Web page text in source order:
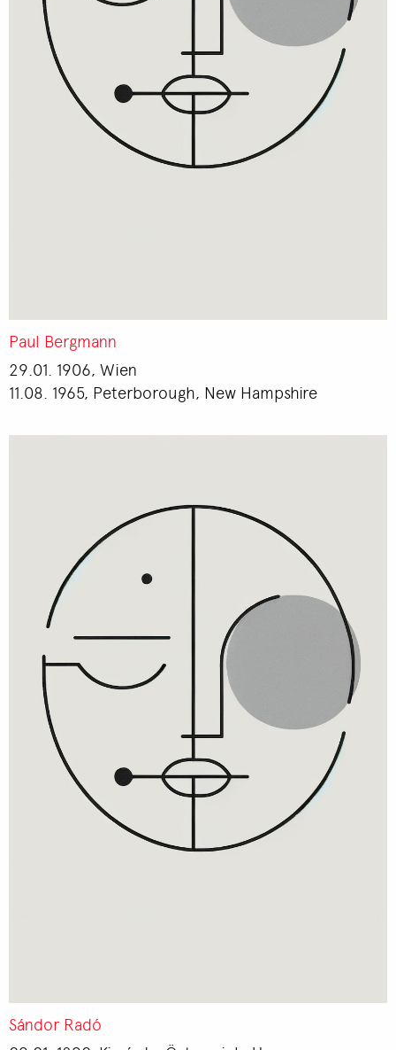
Paul Bergmann
29.01. 1906, Wien
11.08. 1965, Peterborough, New Hampshire
Sándor Radó